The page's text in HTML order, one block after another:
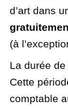
d’art dans
(à
La durée
Cette
comptable